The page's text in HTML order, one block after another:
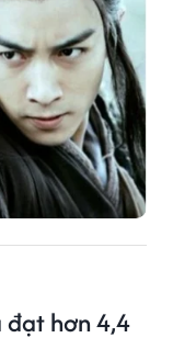
đạt hơn 4,4